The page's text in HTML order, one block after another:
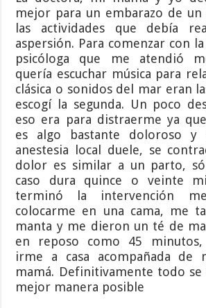
mejor para un embarazo de
las actividades que debía
aspersión. Para comenzar con
psicóloga que me atendió
quería escuchar música para
clásica o sonidos del mar eran
escogí la segunda. Un poco
eso era para distraerme ya
es algo bastante doloroso
anestesia local duele, se
dolor es similar a un parto,
caso dura quince o veinte
terminó la intervención
colocarme en una cama, me
manta y me dieron un té de
en reposo como 45 minutos,
irme a casa acompañada
mamá. Definitivamente todo
mejor manera posible